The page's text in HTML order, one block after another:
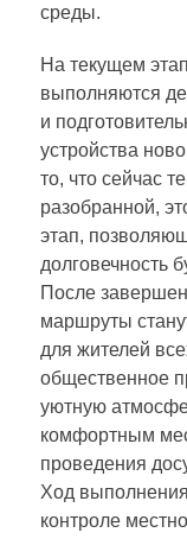
среды.
На текущем
выполняются
и
устройства
то, что сейчас
разобранной,
этап,
долговечность
После
маршруты
для жителей
общественное
уютную
комфортным
проведения
Ход
контроле